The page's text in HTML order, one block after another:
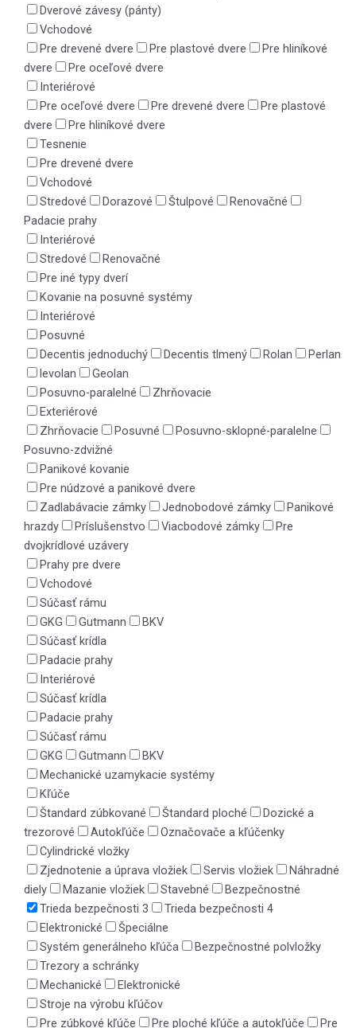
Dverové závesy (pánty)
Vchodové
Pre drevené dvere
Pre plastové dvere
Pre hliníkové
dvere
Pre oceľové dvere
Interiérové
Pre oceľové dvere
Pre drevené dvere
Pre plastové
dvere
Pre hliníkové dvere
Tesnenie
Pre drevené dvere
Vchodové
Stredové
Dorazové Štulpové
Renovačné
Padacie prahy
Interiérové
Stredové
Renovačné
Pre iné typy dverí
Kovanie na posuvné systémy
Interiérové
Posuvné
Decentis jednoduchý
Decentis tlmený Rolan
Perlan
levolan
Geolan
Posuvno-paralelné
Zhrňovacie
Exteriérové
Zhrňovacie
Posuvné
Posuvno-sklopné-paralelne
Posuvno-zdvižné
Panikové kovanie
Pre núdzové a panikové dvere
Zadlabávacie zámky
Jednobodové zámky
Panikové
hrazdy
Príslušenstvo Viacbodové zámky
Pre
dvojkrídlové uzávery
Prahy pre dvere
Vchodové
Súčasť rámu
GKG
Gutmann
BKV
Súčasť krídla
Padacie prahy
Interiérové
Súčasť krídla
Padacie prahy
Súčasť rámu
GKG
Gutmann
BKV
Mechanické uzamykacie systémy
Kľúče
Štandard zúbkované
Štandard ploché
Dozické a
trezorové
Autokľúče
Označovače a kľúčenky
Cylindrické vložky
Zjednotenie a úprava vložiek
Servis vložiek
Náhradné
diely
Mazanie vložiek Stavebné
Bezpečnostné
Trieda bezpečnosti 3
Trieda bezpečnosti 4
Elektronické
Špeciálne
Systém generálneho kľúča
Bezpečnostné polvložky
Trezory a schránky
Mechanické
Elektronické
Stroje na výrobu kľúčov
Pre zúbkové kľúče
Pre ploché kľúče a autokľúče Pre